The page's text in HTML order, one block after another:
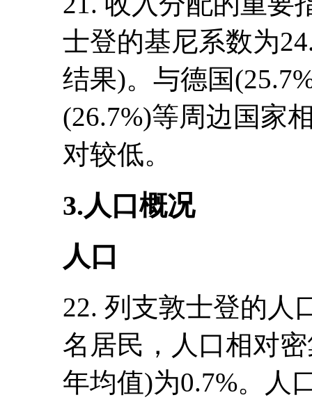
士登的基尼系数为
结果)。与德国
(26.7%)等周边国家
对较低。
3.人口概况
人口
22. 列支敦士登的人
名居民，人口相对
年均值)为0.7%。人